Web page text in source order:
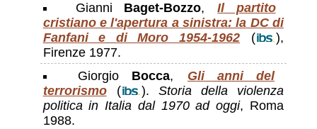
Gianni Baget-Bozzo, Il partito
cristiano e l'apertura a sinistra: la DC di
Fanfani e di Moro 1954-1962 (
),
Firenze 1977.
Giorgio Bocca,
Gli anni del
terrorismo ( ). Storia della violenza
politica in Italia dal 1970 ad oggi, Roma
1988.